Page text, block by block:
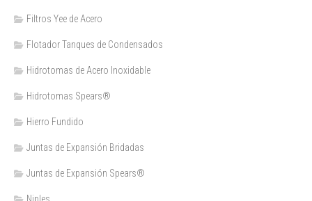
Filtros Yee de Acero
Flotador Tanques de Condensados
Hidrotomas de Acero Inoxidable
Hidrotomas Spears®
Hierro Fundido
Juntas de Expansión Bridadas
Juntas de Expansión Spears®